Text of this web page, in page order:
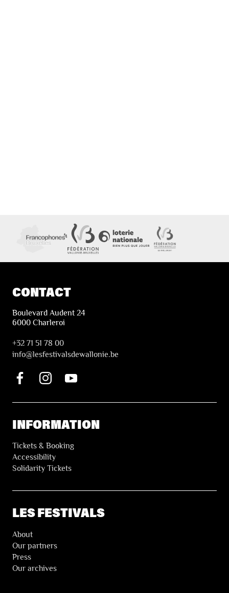
CONTACT
Boulevard Audent 24
6000 Charleroi
+32 71 51 78 00
info@lesfestivalsdewallonie.be
INFORMATION
Tickets & Booking
Accessibility
Solidarity Tickets
LES FESTIVALS
About
Our partners
Press
Our archives